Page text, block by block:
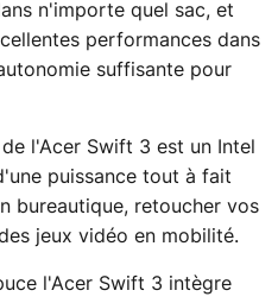
n'importe quel sac, et
performances dans
suffisante pour
l'Acer Swift 3 est un Intel
puissance tout à fait
bureautique, retoucher vos
jeux vidéo en mobilité.
l'Acer Swift 3 intègre